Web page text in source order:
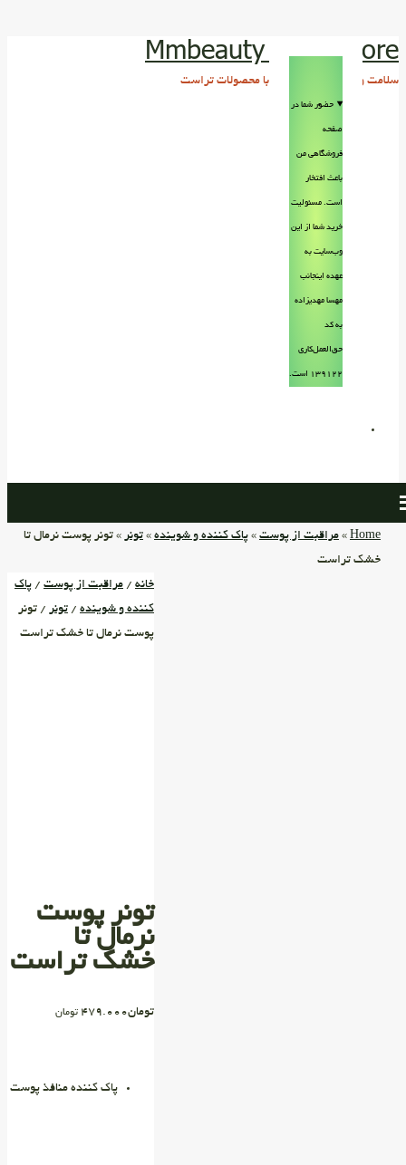
Mmbeauty Trust store
سلامت و زیبایی پوست و مو با محصولات تراست
حضور شما در
صفحه
فروشگاهی من
باعث افتخار
است. مسئولیت
خرید شما از این
وب‌سایت به
عهده اینجانب
مهسا مهدیزاده
به کد
حق‌العمل‌کاری
۱۳۹۱۲۲ است.
Home
» مراقبت از پوست » پاک کننده و شوینده » تونر » تونر پوست نرمال تا
خشک تراست
خانه / مراقبت از پوست / پاک
کننده و شوینده / تونر / تونر
پوست نرمال تا خشک تراست
تونر پوست
نرمال تا
خشک تراست
تومان479.000 تومان
پاک کننده منافذ پوست